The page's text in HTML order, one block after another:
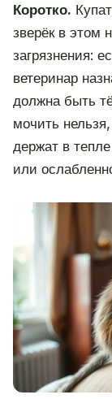
Коротко.
зверёк в этом
загрязнения:
ветеринар
должна быть
мочить
держат в
или